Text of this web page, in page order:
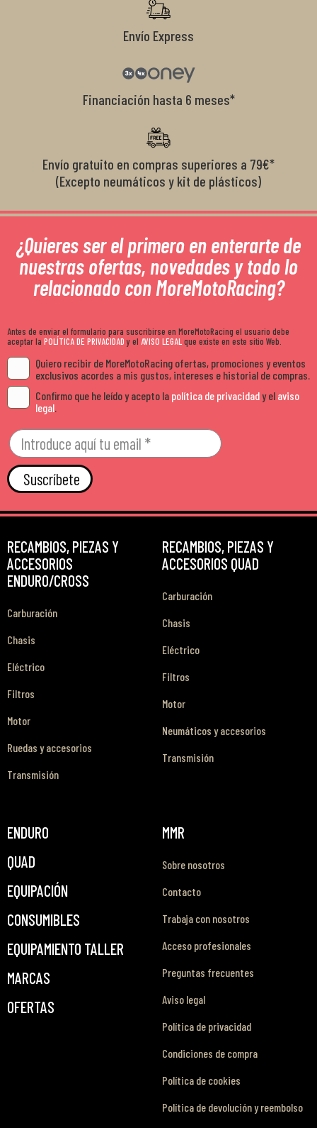
Envío Express
Financiación hasta 6 meses*
Envío gratuito en compras superiores a 79€*
(Excepto neumáticos y kit de plásticos)
¿Quieres ser el primero en enterarte de
nuestras ofertas, novedades y todo lo
relacionado con MoreMotoRacing?
Antes de enviar el formulario para suscribirse en MoreMotoRacing el usuario debe
aceptar la POLÍTICA DE PRIVACIDADy el AVISO LEGALque existe en este sitio Web.
Quiero recibir de MoreMotoRacing ofertas, promociones y eventos
exclusivos acordes a mis gustos, intereses e historial de compras.
Confirmo que he leído y acepto la política de privacidady el aviso
legal.
Suscríbete
RECAMBIOS, PIEZAS Y
ACCESORIOS
ENDURO/CROSS
Carburación
Chasis
Eléctrico
Filtros
Motor
Ruedas y accesorios
Transmisión
RECAMBIOS, PIEZAS Y
ACCESORIOS QUAD
Carburación
Chasis
Eléctrico
Filtros
Motor
Neumáticos y accesorios
Transmisión
ENDURO
QUAD
EQUIPACIÓN
CONSUMIBLES
EQUIPAMIENTO TALLER
MARCAS
OFERTAS
MMR
Sobre nosotros
Contacto
Trabaja con nosotros
Acceso profesionales
Preguntas frecuentes
Aviso legal
Política de privacidad
Condiciones de compra
Política de cookies
Política de devolución y reembolso